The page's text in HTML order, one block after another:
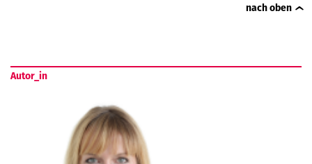
nach oben
Autor_in